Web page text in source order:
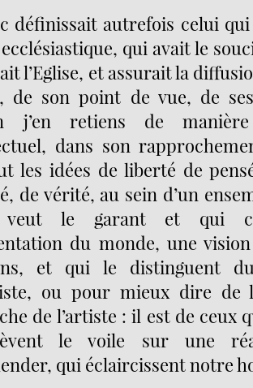
définissait autrefois celui
qui avait le
l’Eglise, et assurait la
de son point de vue, de
j’en retiens de
dans son
les idées de liberté de
de vérité, au sein d’un
le garant et qui
du monde, une
et qui le distinguent
ou pour mieux dire de
de l’artiste : il est de ceux
le voile sur une
qui éclaircissent notre